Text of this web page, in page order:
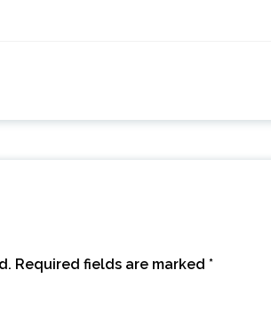
Required fields are marked *